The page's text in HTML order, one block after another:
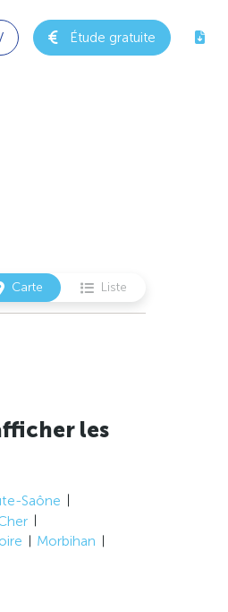
Étude gratuite
Carte Liste
les
Saône
Morbihan